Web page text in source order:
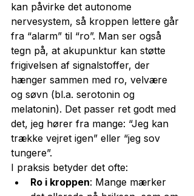
kan påvirke det autonome
nervesystem, så kroppen lettere går
fra “alarm” til “ro”. Man ser også
tegn på, at akupunktur kan støtte
frigivelsen af signalstoffer, der
hænger sammen med ro, velvære
og søvn (bl.a. serotonin og
melatonin). Det passer ret godt med
det, jeg hører fra mange: “Jeg kan
trække vejret igen” eller “jeg sov
tungere”.
I praksis betyder det ofte:
Ro i kroppen: Mange mærker